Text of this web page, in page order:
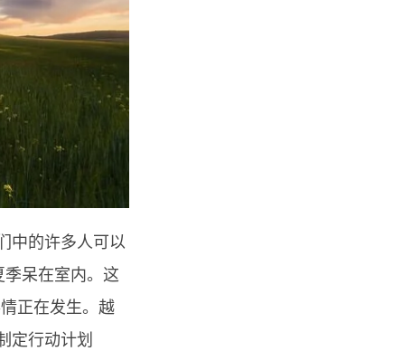
中的许多人可以
呆在室内。这
正在发生。越
定行动计划